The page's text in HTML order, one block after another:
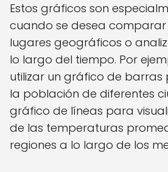
Estos gráficos son
cuando se desea comparar
lugares geográficos o
lo largo del tiempo. Por
utilizar un gráfico de
la población de diferentes
gráfico de líneas para
de las temperaturas
regiones a lo largo de los